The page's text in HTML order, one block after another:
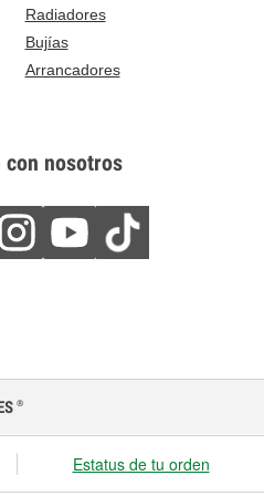
Radiadores
Bujías
Arrancadores
con nosotros
®
Estatus de tu orden